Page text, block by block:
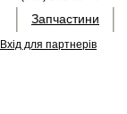
Вхід для партнерів
Запчастини